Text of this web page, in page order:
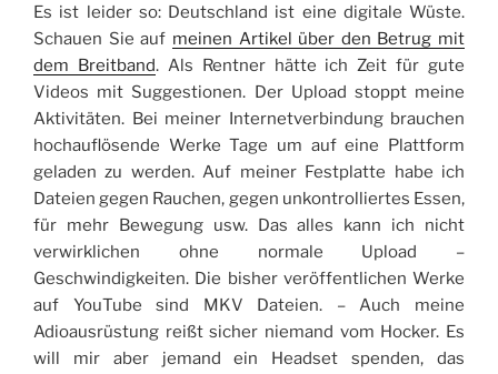
Es ist leider so: Deutschland ist eine digitale Wüste.
Schauen Sie auf meinen Artikel über den Betrug mit
dem Breitband. Als Rentner hätte ich Zeit für gute
Videos mit Suggestionen. Der Upload stoppt meine
Aktivitäten. Bei meiner Internetverbindung brauchen
hochauflösende Werke Tage um auf eine Plattform
geladen zu werden. Auf meiner Festplatte habe ich
Dateien gegen Rauchen, gegen unkontrolliertes Essen,
für mehr Bewegung usw. Das alles kann ich nicht
verwirklichen ohne normale Upload –
Geschwindigkeiten. Die bisher veröffentlichen Werke
auf YouTube sind MKV Dateien. – Auch meine
Adioausrüstung reißt sicher niemand vom Hocker. Es
will mir aber jemand ein Headset spenden, das